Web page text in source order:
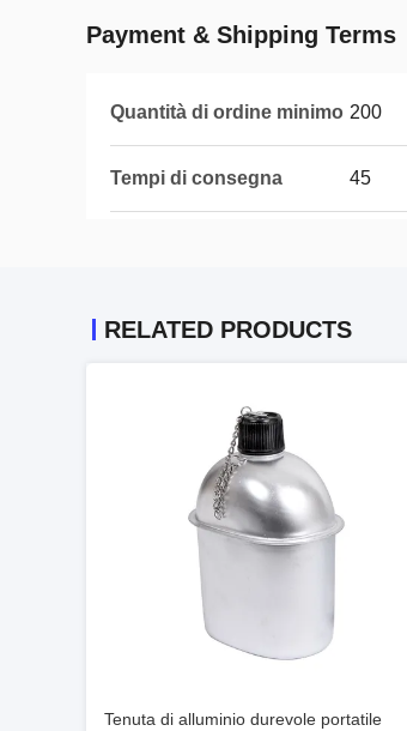
Payment & Shipping Terms
Quantità di ordine minimo 200
Tempi di consegna 45
RELATED PRODUCTS
Tenuta di alluminio durevole portatile